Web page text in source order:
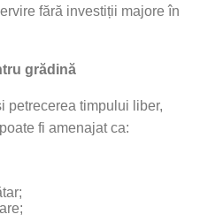
fără investiții majore în
grădină
petrecerea timpului liber,
fi amenajat ca: